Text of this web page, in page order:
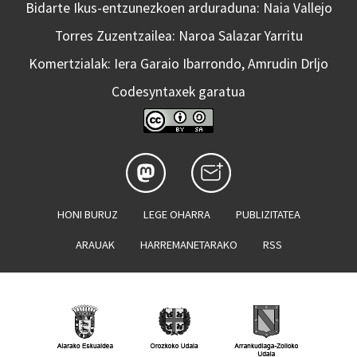
Bidarte Ikus-entzunezkoen arduraduna: Naia Vallejo
Torres Zuzentzailea: Naroa Salazar Yarritu
Komertzialak: Iera Garaio Ibarrondo, Amrudin Drljo
Codesyntaxek garatua
HONI BURUZ LEGE OHARRA PUBLIZITATEA
ARAUAK HARREMANETARAKO RSS